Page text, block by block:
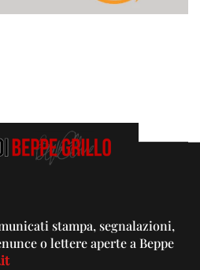
stampa, segnalazioni,
o lettere aperte a Beppe